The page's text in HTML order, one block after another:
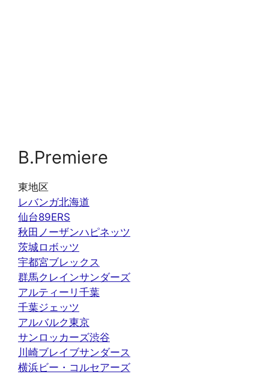
B.Premiere
東地区
レバンガ北海道
仙台89ERS
秋田ノーザンハピネッツ
茨城ロボッツ
宇都宮ブレックス
群馬クレインサンダーズ
アルティーリ千葉
千葉ジェッツ
アルバルク東京
サンロッカーズ渋谷
川崎ブレイブサンダース
横浜ビー・コルセアーズ